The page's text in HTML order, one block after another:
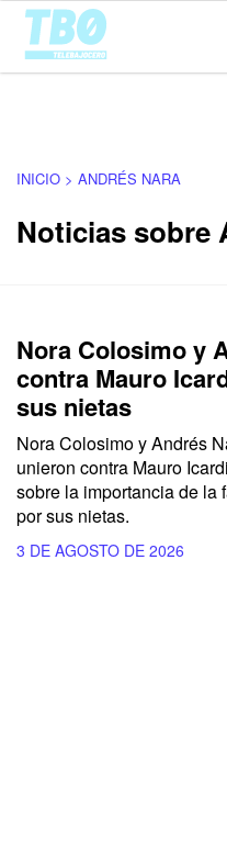
Cargando...
INICIO > ANDRÉS NARA
Noticias sobre
Nora Colosimo y
contra Mauro
sus nietas
Nora Colosimo y Andrés
unieron contra Mauro
sobre la importancia de la
por sus nietas.
3 DE AGOSTO DE 2026